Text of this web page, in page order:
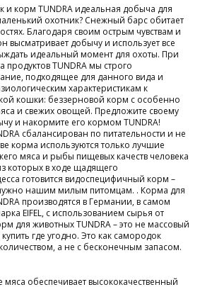
корм TUNDRA идеальная добыча для
охотник? Снежный барс обитает
Благодаря своим острым чувствам и
добычу и использует все
идеальный момент для охоты. При
продуктов TUNDRA мы строго
подходящее для данного вида и
характеристикам к
кошки: беззерновой корм с особенно
и свежих овощей. Предложите своему
и накормите его кормом TUNDRA!
сбалансирован по питательности и не
корма используются только лучшие
мяса и рыбы пищевых качеств человека
которых в ходе щадящего
готовится видоспецифичный корм –
нашим милым питомцам. . Корма для
производятся в Германии, в самом
EIFEL, с использованием сырья от
для животных TUNDRA – это не массовый
где угодно. Это как самородок
а не с бесконечным запасом.
обеспечивает высококачественный